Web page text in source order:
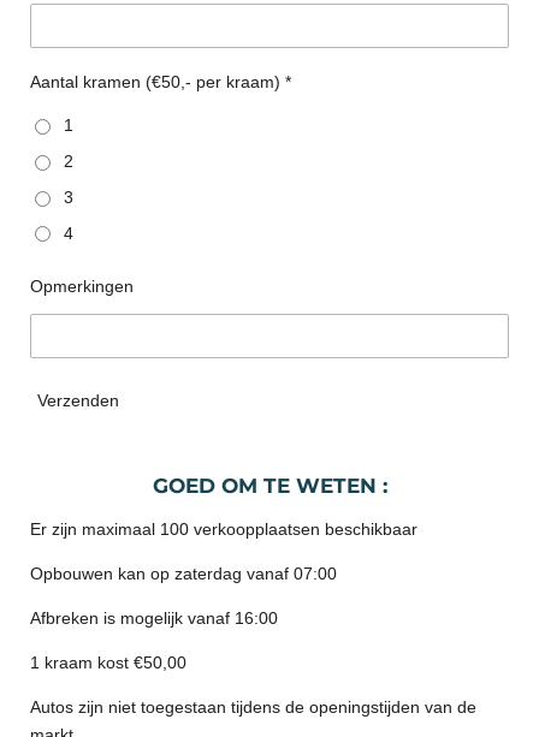
Aantal kramen (€50,- per kraam) *
1
2
3
4
Opmerkingen
Verzenden
GOED OM TE WETEN :
Er zijn maximaal 100 verkoopplaatsen beschikbaar
Opbouwen kan op zaterdag vanaf 07:00
Afbreken is mogelijk vanaf 16:00
1 kraam kost €50,00
Autos zijn niet toegestaan tijdens de openingstijden van de